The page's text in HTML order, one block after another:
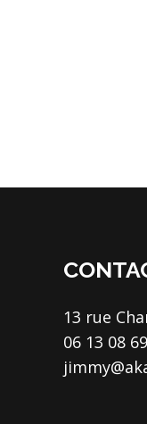
13 rue
06 13 08